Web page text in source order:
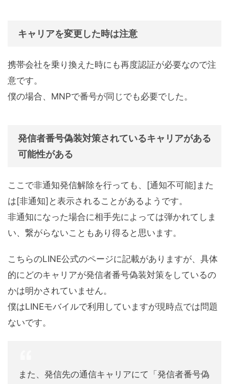
キャリアを変更した時は注意
携帯会社を乗り換えた時にも再度認証が必要なので注
意です。
僕の場合、MNPで番号が同じでも必要でした。
発信者番号偽装対策されているキャリアがある
可能性がある
ここで非通知発信解除を行っても、[通知不可能]また
は[非通知]と表示されることがあるようです。
非通知になった場合に相手先によっては弾かれてしま
い、繋がらないこともあり得ると思います。
こちらのLINE公式のページに記載がありますが、具体
的にどのキャリアが発信者番号偽装対策をしているの
かは明かされていません。
僕はLINEモバイルで利用していますが現時点では問題
ないです。
また、発信先の通信キャリアにて「発信者番号偽